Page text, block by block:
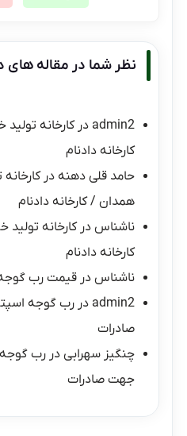
نظر شما در مقاله های
admin2 درکارخانه
کارخانه دادنام
حامد قلی دهنه در
همدان / کارخانه دادنام
ناشناس درکارخانه
کارخانه دادنام
ناشناس درقیمت رب گوجه فرنگی
admin2 دررب گوجه
صادرات
چنگیز سهرابی دررب
جهت صادرات